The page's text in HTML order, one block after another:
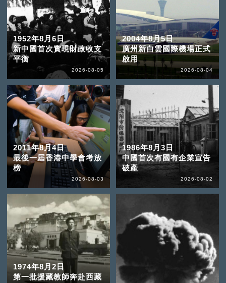
1952年8月6日
新中國首次實現財政收支
平衡
2026-08-05
2004年8月5日
廣州新白雲國際機場正式
啟用
2026-08-04
2011年8月4日
最後一屆香港中學會考放
榜
2026-08-03
1986年8月3日
中國首次有國有企業宣告
破產
2026-08-02
1974年8月2日
第一批援藏教師奔赴西藏